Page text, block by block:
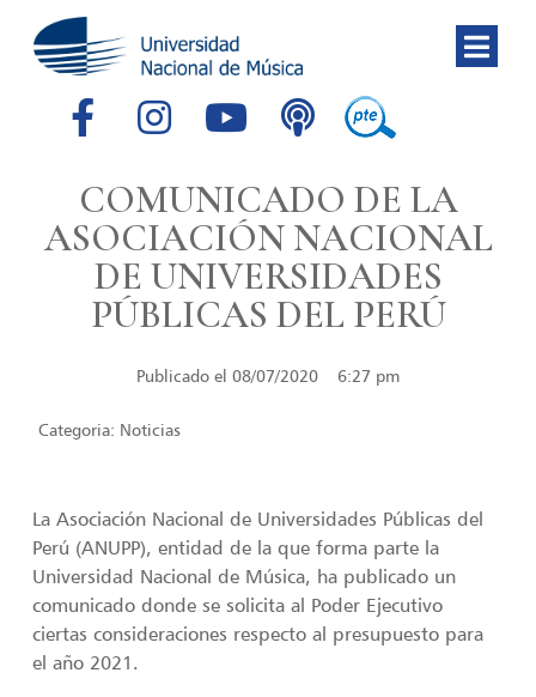
COMUNICADO DE LA
ASOCIACIÓN NACIONAL
DE UNIVERSIDADES
PÚBLICAS DEL PERÚ
Publicado el 08/07/2020 6:27 pm
Categoria: Noticias
La Asociación Nacional de Universidades Públicas del
Perú (ANUPP), entidad de la que forma parte la
Universidad Nacional de Música, ha publicado un
comunicado donde se solicita al Poder Ejecutivo
ciertas consideraciones respecto al presupuesto para
el año 2021.